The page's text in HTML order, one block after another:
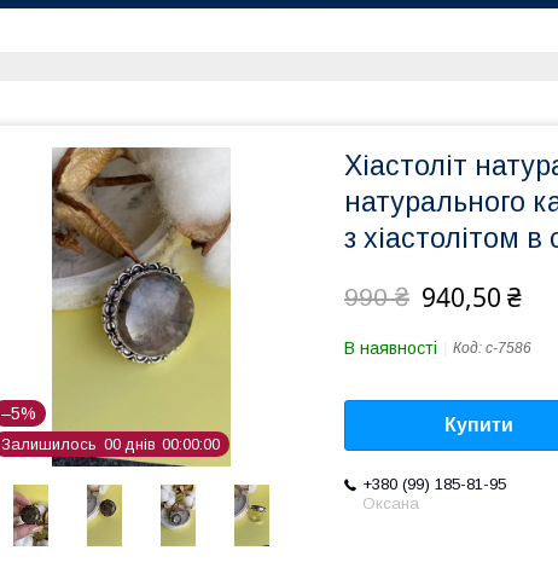
–5%
Залишилось 00 днів 00 00 00
Хіастоліт
натурального
з хіастолітом в
990 ₴ 940,50 ₴
В наявності Код: с-7586
Купити
+380 (99) 185-81-95
Оксана